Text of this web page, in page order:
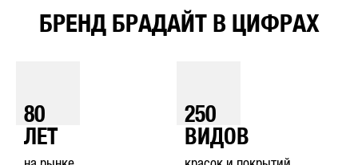
БРЕНД БРАДАЙТ В ЦИФРАХ
80
ЛЕТ
250
ВИДОВ